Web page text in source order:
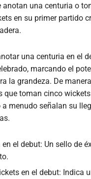
anotan una centuria o
en su primer partido
una centuria en el
marcando el
la grandeza. De
que toman cinco
a menudo señalan su
en el debut: Un sello de
en el debut: Indica